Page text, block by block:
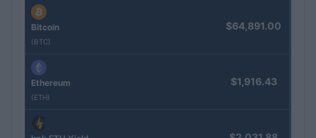
Bitcoin
(BTC)
$64,891.00
Ethereum
(ETH)
$1,916.43